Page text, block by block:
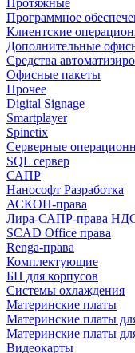
Протяжные
Программное
Клиентские
Дополнительные
Средства
Офисные пакеты
Прочее
Digital Signage
Smartplayer
Spinetix
Серверные
SQL сервер
САПР
Нанософт Разработка
АСКОН-права
Лира-САПР-права
SCAD Office права
Renga-права
Комплектующие
БП для корпусов
Системы охлаждения
Материнские платы
Материнские платы
Материнские платы
Видеокарты